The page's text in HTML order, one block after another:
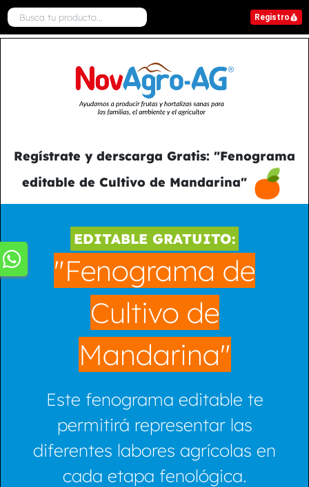
Registro
Regístrate y derscarga Gratis: "Fenograma
editable de Cultivo de Mandarina"
EDITABLE GRATUITO:
"Fenograma de
Cultivo de
Mandarina"
Este fenograma editable te
permitirá representar las
diferentes labores agrícolas en
cada etapa fenológica.